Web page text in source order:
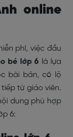
online
phí, việc đầu
bé lớp 6 là lựa
bài bản, có lộ
từ giáo viên.
dung phù hợp
6: